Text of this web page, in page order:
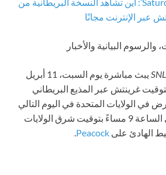
البيانية والأخبار
يبث مباشرة يوم السبت، 11 أبريل
10 مساءً بتوقيت غرينتش عبر المذيع البريطاني
في الولايات المتحدة في اليوم التالي
يوم الأحد، 12 أبريل في الساعة 9 مساءً بتوقيت شرق الولايات
الهادئ على Peacock
.